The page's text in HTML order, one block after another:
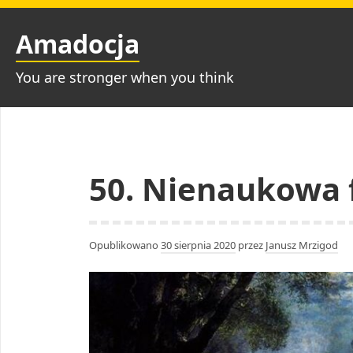
Przejdź
treści
Amadocja
You are stronger when you think
50.
Opublikowano 30 sierpnia 2020 przez Janusz Mrzigod